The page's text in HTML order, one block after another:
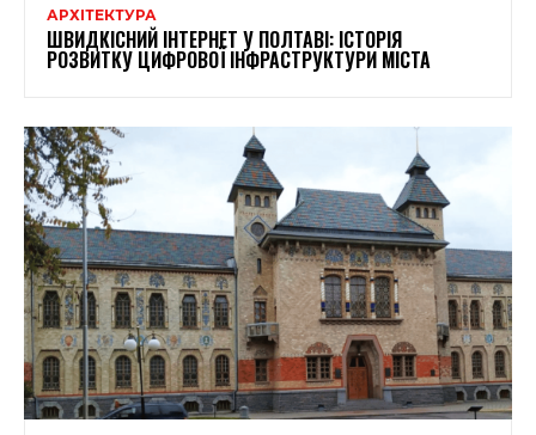
АРХІТЕКТУРА
ШВИДКІСНИЙ ІНТЕРНЕТ У ПОЛТАВІ: ІСТОРІЯ
РОЗВИТКУ ЦИФРОВОЇ ІНФРАСТРУКТУРИ МІСТА